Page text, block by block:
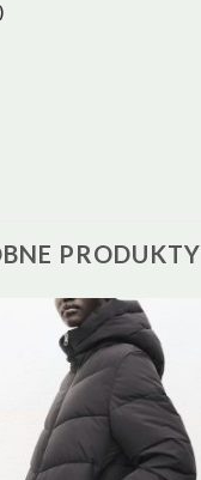
PRODUKTY